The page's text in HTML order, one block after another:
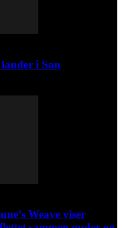
i San
Weave viser